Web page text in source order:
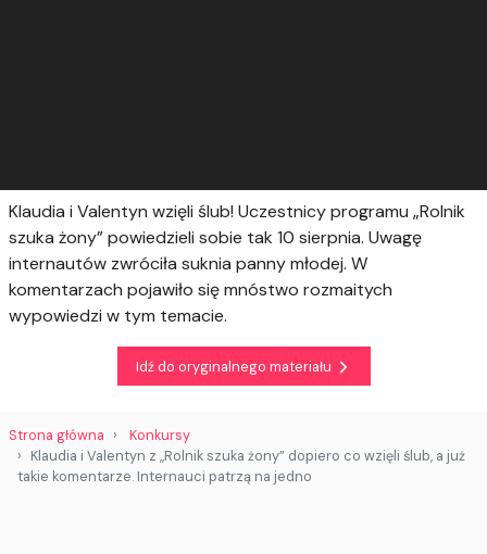
Klaudia i Valentyn wzięli ślub! Uczestnicy programu „Rolnik
szuka żony” powiedzieli sobie tak 10 sierpnia. Uwagę
internautów zwróciła suknia panny młodej. W
komentarzach pojawiło się mnóstwo rozmaitych
wypowiedzi w tym temacie.
Idź do oryginalnego materiału
Strona główna
Konkursy
Klaudia i Valentyn z „Rolnik szuka żony” dopiero co wzięli ślub, a już
takie komentarze. Internauci patrzą na jedno